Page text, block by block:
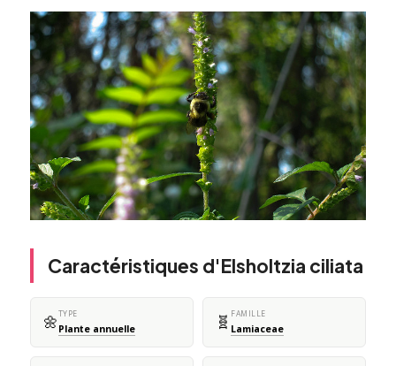
Caractéristiques d'Elsholtzia ciliata
🌼TYPE
Plante annuelle 🧬 FAMILLE
Lamiaceae